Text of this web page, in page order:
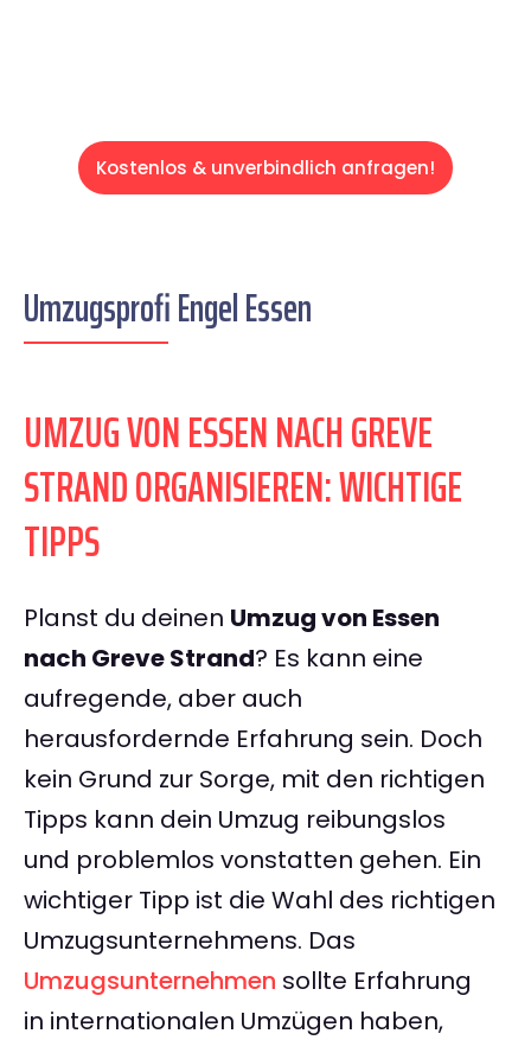
Kostenlos & unverbindlich anfragen!
Umzugsprofi Engel Essen
UMZUG VON ESSEN NACH GREVE
STRAND ORGANISIEREN: WICHTIGE
TIPPS
Planst du deinen Umzug von Essen
nach Greve Strand? Es kann eine
aufregende, aber auch
herausfordernde Erfahrung sein. Doch
kein Grund zur Sorge, mit den richtigen
Tipps kann dein Umzug reibungslos
und problemlos vonstatten gehen. Ein
wichtiger Tipp ist die Wahl des richtigen
Umzugsunternehmens. Das
Umzugsunternehmen sollte Erfahrung
in internationalen Umzügen haben,